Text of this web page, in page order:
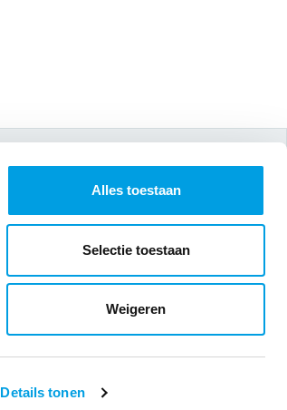
Details tonen
Alles toestaan
Selectie toestaan
Weigeren